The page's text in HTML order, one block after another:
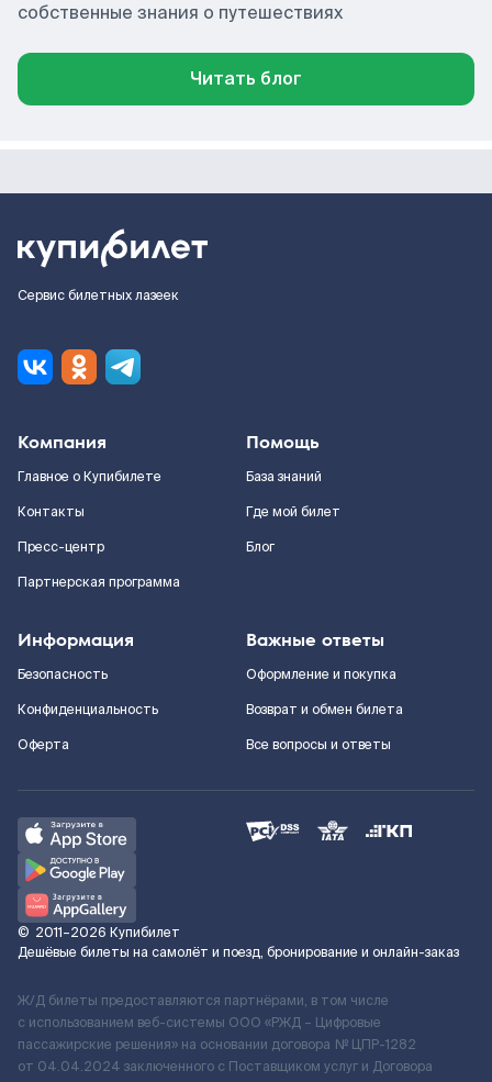
собственные знания о путешествиях
Читать блог
Сервис билетных лазеек
Компания
Главное о Купибилете
Контакты
Пресс-центр
Партнерская программа
Помощь
База знаний
Где мой билет
Блог
Информация
Безопасность
Конфиденциальность
Оферта
Важные ответы
Оформление и покупка
Возврат и обмен билета
Все вопросы и ответы
© 2011–2026 Купибилет
Дешёвые билеты на самолёт и поезд, бронирование и онлайн-заказ
Ж/Д билеты предоставляются партнёрами, в том числе
с использованием веб-системы ООО «РЖД – Цифровые
пассажирские решения» на основании договора № ЦПР-1282
от 04.04.2024 заключенного с Поставщиком услуг и Договора